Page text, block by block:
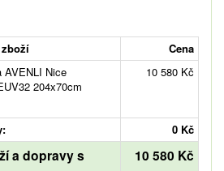
zboží
Cena
AVENLI Nice
204x70cm
10 580 Kč
0 Kč
a dopravy s
10 580 Kč